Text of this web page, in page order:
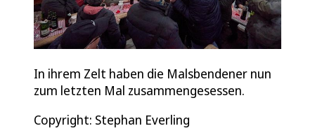
In ihrem Zelt haben die Malsbendener nun
zum letzten Mal zusammengesessen.
Copyright: Stephan Everling